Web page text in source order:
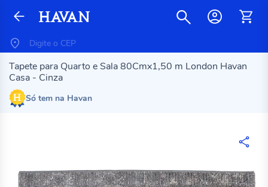
Tapete para Quarto e Sala 80Cmx1,50 m London Havan
Casa - Cinza
Só tem na Havan